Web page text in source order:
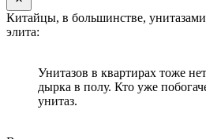
Китайцы, в большинстве,
элита:
Унитазов в квартирах тоже
дырка в полу. Кто уже
унитаз.